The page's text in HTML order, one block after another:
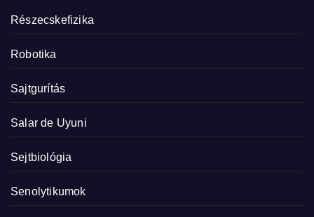
Részecskefizika
Robotika
Sajtgurítás
Salar de Uyuni
Sejtbiológia
Senolytikumok